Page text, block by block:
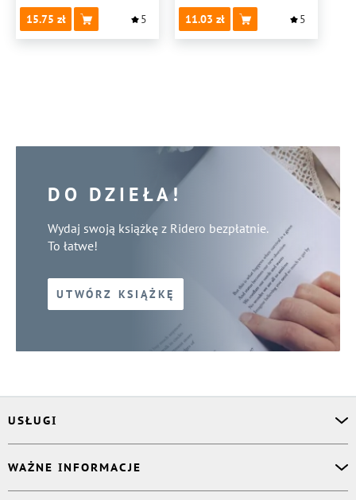
15.75
5 11.03 5
DO DZIEŁA!
Wydaj swoją książkę z Ridero bezpłatnie.
To łatwe!
UTWÓRZ KSIĄŻKĘ
USŁUGI
Korektor
Projektant okładki
WAŻNE INFORMACJE